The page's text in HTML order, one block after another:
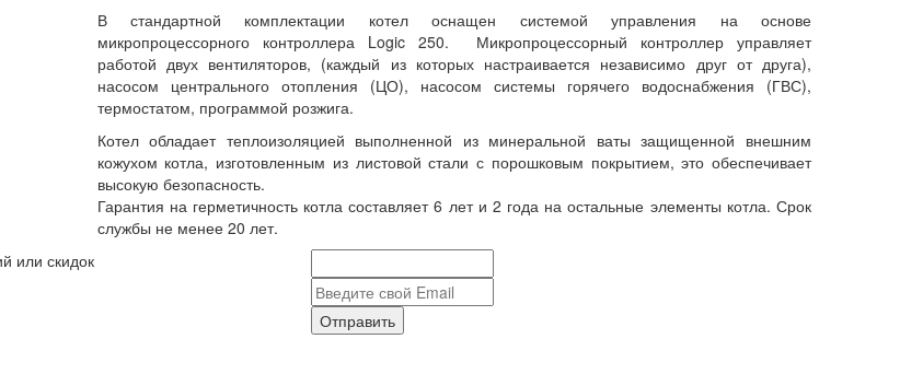
В стандартной комплектации котел оснащен системой управления на основе
микропроцессорного контроллера Logic 250. Микропроцессорный контроллер управляет
работой двух вентиляторов, (каждый из которых настраивается независимо друг от друга),
насосом центрального отопления (ЦО), насосом системы горячего водоснабжения (ГВС),
термостатом, программой розжига.
Котел обладает теплоизоляцией выполненной из минеральной ваты защищенной внешним
кожухом котла, изготовленным из листовой стали с порошковым покрытием, это обеспечивает
высокую безопасность.
Гарантия на герметичность котла составляет 6 лет и 2 года на остальные элементы котла. Срок
службы не менее 20 лет.
или скидок
Отправить